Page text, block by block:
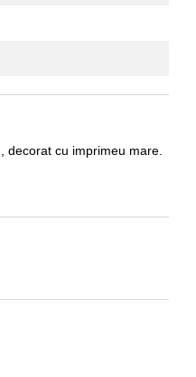
cu imprimeu mare.